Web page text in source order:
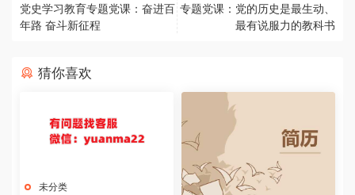
党史学习教育专题党课：奋进百
年路 奋斗新征程
专题党课：党的历史是最生动、
最有说服力的教科书
猜你喜欢
未分类